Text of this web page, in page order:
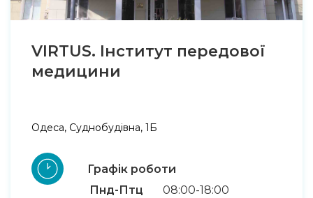
VIRTUS. Інститут передової
медицини
Одеса, Суднобудівна, 1Б
Графік роботи
Пнд-Птц
08:00-18:00